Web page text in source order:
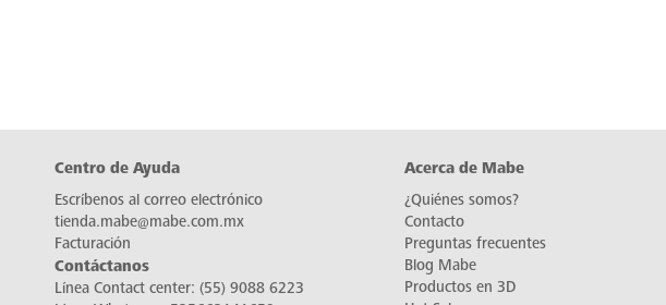
Centro de Ayuda
Escríbenos al correo electrónico
tienda.mabe@mabe.com.mx
Facturación
Contáctanos
Línea Contact center: (55) 9088 6223
Acerca de Mabe
¿Quiénes somos?
Contacto
Preguntas frecuentes
Blog Mabe
Productos en 3D